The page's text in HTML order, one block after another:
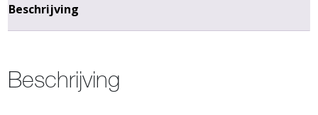
Beschrijving
Beschrijving